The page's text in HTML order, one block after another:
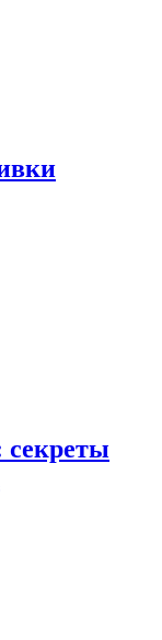
секреты